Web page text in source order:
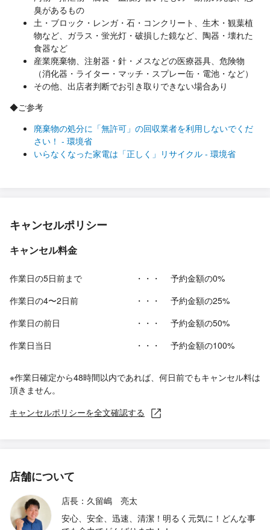
臭があるもの
土・ブロック・レンガ・石・コンクリート、生木・観葉植
物など、ガラス・蛍光灯・破損した鏡など、陶器・壊れた
食器など
産業廃棄物、注射器・針・メスなどの医療器具、危険物
（消化器・ライター・マッチ・スプレー缶・電池・など）
その他、出店者判断でお引き取りできない場合あり
◆ご参考
廃棄物の処分に「無許可」の回収業者を利用しないでくだ
さい！ - 環境省
いらなくなった家電は「正しく」リサイクル - 環境省
キャンセルポリシー
キャンセル料金
作業日の5日前まで ・・・
予約金額の0%
作業日の4〜2日前
・・・
予約金額の25%
作業日の前日
・・・
予約金額の50%
作業日当日
・・・ 予約金額の100%
※作業日確定から48時間以内であれば、何日前でもキャンセル料は
頂きません。
キャンセルポリシーを全文確認する
店舗について
店長：久留嶋 亮太
安心、安全、迅速、清潔！明るく元気に！どんな事